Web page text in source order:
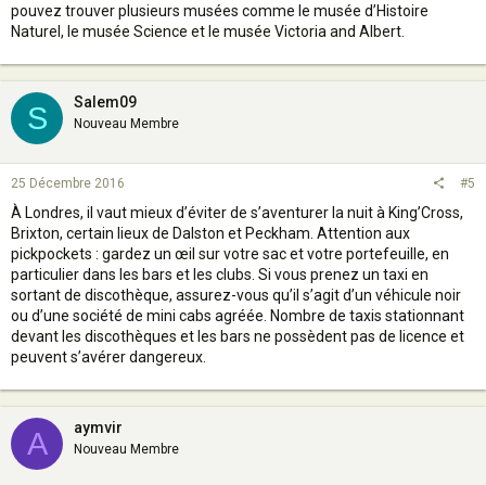
pouvez trouver plusieurs musées comme le musée d’Histoire
Naturel, le musée Science et le musée Victoria and Albert.
S Salem09
Nouveau Membre
25 Décembre 2016 #5
À Londres, il vaut mieux d’éviter de s’aventurer la nuit à King’Cross,
Brixton, certain lieux de Dalston et Peckham. Attention aux
pickpockets : gardez un œil sur votre sac et votre portefeuille, en
particulier dans les bars et les clubs. Si vous prenez un taxi en
sortant de discothèque, assurez-vous qu’il s’agit d’un véhicule noir
ou d’une société de mini cabs agréée. Nombre de taxis stationnant
devant les discothèques et les bars ne possèdent pas de licence et
peuvent s’avérer dangereux.
A aymvir
Nouveau Membre